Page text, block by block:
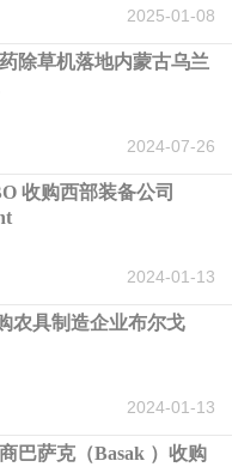
2025-01-08
除草机落地内蒙古乌兰
2024-07-26
收购西部装备公司
2024-01-13
农具制造企业布尔戈
2024-01-13
巴萨克（Basak ）收购